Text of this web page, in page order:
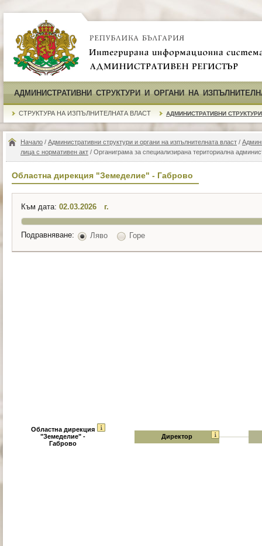
АДМИНИСТРАТИВНИ СТРУКТУРИ И ОРГАНИ НА
СТРУКТУРА НА ИЗПЪЛНИТЕЛНАТА ВЛАСТ АДМИНИСТРАТИВНИ СТРУКТУРИ
Начало / Административни структури и органи на изпълнителната власт /
лица с нормативен акт / Органиграма за специализирана териториална
Областна дирекция "Земеделие" - Габрово
Към дата: г.
Подравняване: Ляво Горе
Областна дирекция
"Земеделие" -
Габрово
Директор